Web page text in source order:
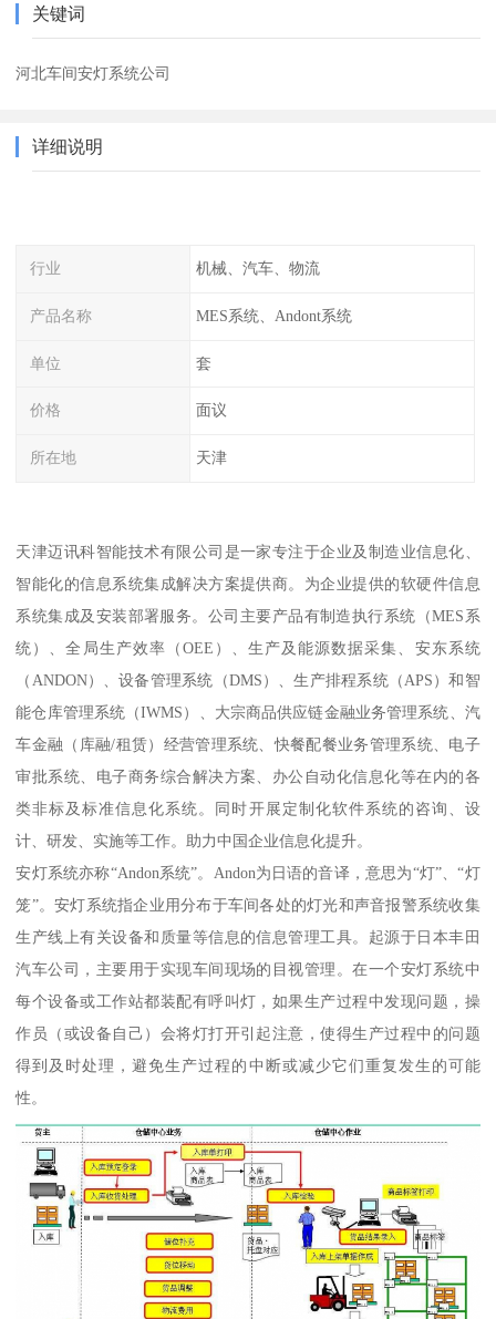
关键词
河北车间安灯系统公司
详细说明
行业 机械、汽车、物流
产品名称 MES系统、Andont系统
单位 套
价格 面议
所在地 天津
天津迈讯科智能技术有限公司是一家专注于企业及制造业信息化、
智能化的信息系统集成解决方案提供商。为企业提供的软硬件信息
系统集成及安装部署服务。公司主要产品有制造执行系统（MES系
统）、全局生产效率（OEE）、生产及能源数据采集、安东系统
（ANDON）、设备管理系统（DMS）、生产排程系统（APS）和智
能仓库管理系统（IWMS）、大宗商品供应链金融业务管理系统、汽
车金融（库融/租赁）经营管理系统、快餐配餐业务管理系统、电子
审批系统、电子商务综合解决方案、办公自动化信息化等在内的各
类非标及标准信息化系统。同时开展定制化软件系统的咨询、设
计、研发、实施等工作。助力中国企业信息化提升。
安灯系统亦称“Andon系统”。Andon为日语的音译，意思为“灯”、“灯
笼”。安灯系统指企业用分布于车间各处的灯光和声音报警系统收集
生产线上有关设备和质量等信息的信息管理工具。起源于日本丰田
汽车公司，主要用于实现车间现场的目视管理。在一个安灯系统中
每个设备或工作站都装配有呼叫灯，如果生产过程中发现问题，操
作员（或设备自己）会将灯打开引起注意，使得生产过程中的问题
得到及时处理，避免生产过程的中断或减少它们重复发生的可能
性。